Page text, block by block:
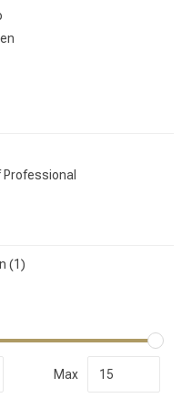
Nach
(1)
Max